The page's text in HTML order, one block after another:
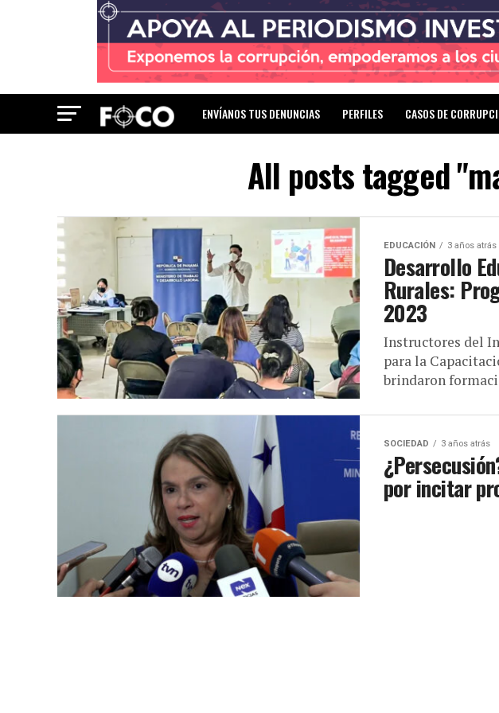
ENVÍANOS TUS DENUNCIAS PERFILES CASOS DE
All posts tagged
EDUCACIÓN 3 años atrás
Desarrollo
Rurales:
2023
Instructores del
para la
brindaron
SOCIEDAD 3 años atrás
por incitar